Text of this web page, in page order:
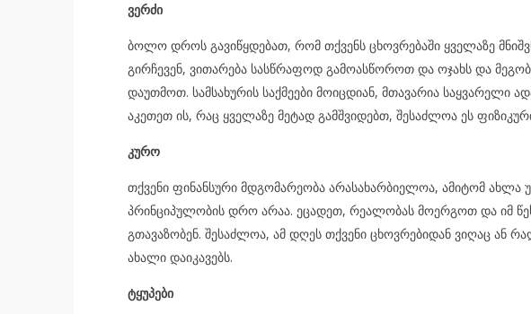
ვერძი
ბოლო დროს გავიწყდებათ, რომ თქვენს ცხოვრებაში ყველაზე
გირჩევენ, ვითარება სასწრაფოდ გამოასწოროთ და ოჯახს და
დაუთმოთ. სამსახურის საქმეები მოიცდიან, მთავარია საყვარელი
აკეთეთ ის, რაც ყველაზე მეტად გამშვიდებთ, შესაძლოა ეს
კურო
თქვენი ფინანსური მდგომარეობა არასახარბიელოა, ამიტომ ახლა
პრინციპულობის დრო არაა. ეცადეთ, რეალობას მოერგოთ და იმ
გთავაზობენ. შესაძლოა, ამ დღეს თქვენი ცხოვრებიდან ვიღაც ან
ახალი დაიკავებს.
ტყუპები